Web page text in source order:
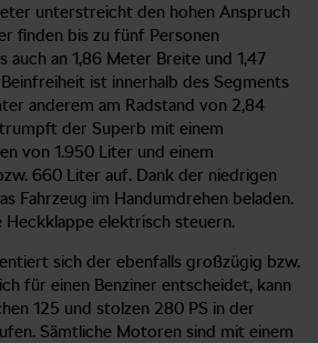
unterstreicht den hohen Anspruch
finden bis zu fünf Personen
auch an 1,86 Meter Breite und 1,47
ist innerhalb des Segments
anderem am Radstand von 2,84
der Superb mit einem
von 1.950 Liter und einem
660 Liter auf. Dank der niedrigen
Fahrzeug im Handumdrehen beladen.
Heckklappe elektrisch steuern.
sich der ebenfalls großzügig bzw.
für einen Benziner entscheidet, kann
125 und stolzen 280 PS in der
Sämtliche Motoren sind mit einem